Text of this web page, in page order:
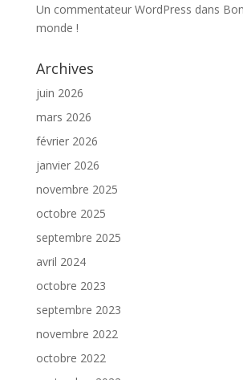
Un commentateur WordPress dans
monde !
Archives
juin 2026
mars 2026
février 2026
janvier 2026
novembre 2025
octobre 2025
septembre 2025
avril 2024
octobre 2023
septembre 2023
novembre 2022
octobre 2022